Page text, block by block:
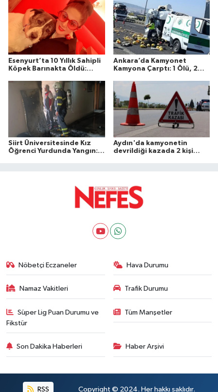
içinde emzirmeye başlanmasının büyük önem taşıdığını belirtti.
Esenyurt’ta 10 Yıllık Sahipli
Köpek Barınakta Öldü:
Soruşturma Talebi
Ankara’da Kamyonet
Kamyona Çarptı: 1 Ölü, 2
Siirt Üniversitesinde Kız
Öğrenci Yurdunda Yangın: 1
Aydın'da kamyonetin
devrildiği kazada 2 kişi
Nöbetçi Eczaneler Hava Durumu
Namaz Vakitleri Trafik Durumu
Süper Lig Puan Durumu ve
Fikstür
Tüm Manşetler
Son Dakika Haberleri Haber Arşivi
RSS Copyright © 2024. Her hakkı saklıdır.